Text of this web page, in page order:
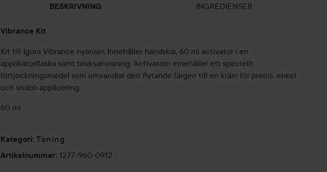
BESKRIVNING INGREDIENSER
Vibrance Kit
Kit till Igora Vibrance nyanser. Innehåller handskar, 60 ml activator i en
applikatorflaska samt bruksanvisning. Activatorn innehåller ett speciellt
förtjockningsmedel som omvandlar den flytande färgen till en kräm för precis, enkel
och snabb applicering.
60 ml
Kategori: Toning
Artikelnummer: 1277-960-0912